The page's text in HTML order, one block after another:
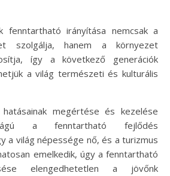
fenntartható irányítása nemcsak a
szolgálja, hanem a környezet
így a következő generációk
a világ természeti és kulturális
megértése és kezelése
a fenntartható fejlődés
a világ népessége nő, és a turizmus
emelkedik, úgy a fenntartható
elengedhetetlen a jövőnk